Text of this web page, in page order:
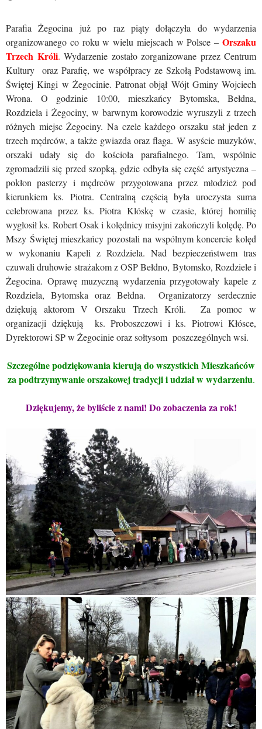
Parafia Żegocina już po raz piąty dołączyła do wydarzenia
organizowanego co roku w wielu miejscach w Polsce – Orszaku
Trzech Króli. Wydarzenie zostało zorganizowane przez Centrum
Kultury oraz Parafię, we współpracy ze Szkołą Podstawową im.
Świętej Kingi w Żegocinie. Patronat objął Wójt Gminy Wojciech
Wrona. O godzinie 10:00, mieszkańcy Bytomska, Bełdna,
Rozdziela i Żegociny, w barwnym korowodzie wyruszyli z trzech
różnych miejsc Żegociny. Na czele każdego orszaku stał jeden z
trzech mędrców, a także gwiazda oraz flaga. W asyście muzyków,
orszaki udały się do kościoła parafialnego. Tam, wspólnie
zgromadzili się przed szopką, gdzie odbyła się część artystyczna –
pokłon pasterzy i mędrców przygotowana przez młodzież pod
kierunkiem ks. Piotra. Centralną częścią była uroczysta suma
celebrowana przez ks. Piotra Klóskę w czasie, której homilię
wygłosił ks. Robert Osak i kolędnicy misyjni zakończyli kolędę. Po
Mszy Świętej mieszkańcy pozostali na wspólnym koncercie kolęd
w wykonaniu Kapeli z Rozdziela. Nad bezpieczeństwem tras
czuwali druhowie strażakom z OSP Bełdno, Bytomsko, Rozdziele i
Żegocina. Oprawę muzyczną wydarzenia przygotowały kapele z
Rozdziela, Bytomska oraz Bełdna. Organizatorzy serdecznie
dziękują aktorom V Orszaku Trzech Króli. Za pomoc w
organizacji dziękują ks. Proboszczowi i ks. Piotrowi Kłósce,
Dyrektorowi SP w Żegocinie oraz sołtysom poszczególnych wsi.
Szczególne podziękowania kierują do wszystkich Mieszkańców
za podtrzymywanie orszakowej tradycji i udział w wydarzeniu.
Dziękujemy, że byliście z nami! Do zobaczenia za rok!